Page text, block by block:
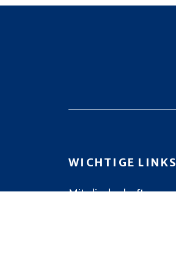
WICHTIGE LINKS
Mitgliedschaft